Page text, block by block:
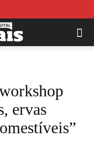
ervas